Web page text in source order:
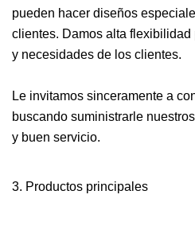
pueden hacer diseños
clientes. Damos alta
y necesidades de los clientes.
Le invitamos sinceramente a
buscando suministrarle
y buen servicio.
3. Productos principales